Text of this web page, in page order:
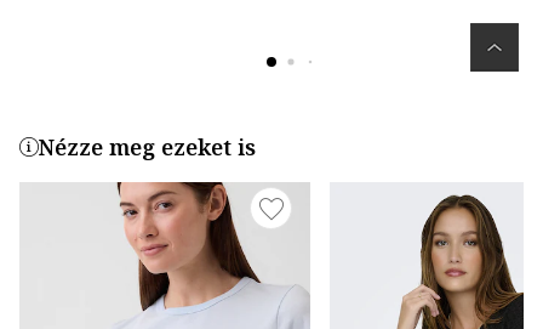
Nézze meg ezeket is